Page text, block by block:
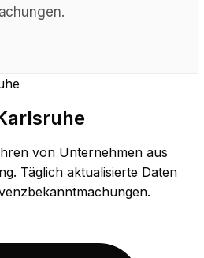
von Unternehmen aus
Täglich aktualisierte Daten